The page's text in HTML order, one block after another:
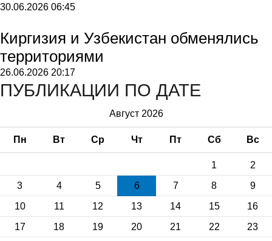
30.06.2026 06:45
Киргизия и Узбекистан обменялись
территориями
26.06.2026 20:17
ПУБЛИКАЦИИ ПО ДАТЕ
Август 2026
Пн Вт Ср Чт Пт Сб Вс
1
2
3
4 5 6 7 8
9
10
11 12 13 14 15
16
17
18 19 20 21 22
23